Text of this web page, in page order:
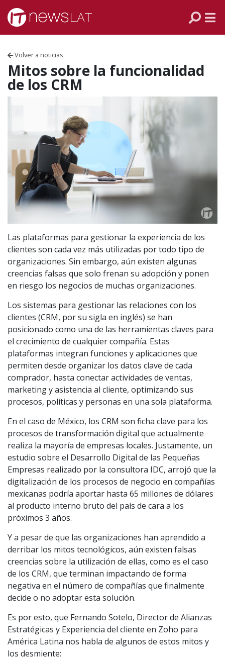
Skip to content
Volver a noticias
Mitos sobre la funcionalidad
de los CRM
Las plataformas para gestionar la experiencia de los
clientes son cada vez más utilizadas por todo tipo de
organizaciones. Sin embargo, aún existen algunas
creencias falsas que solo frenan su adopción y ponen
en riesgo los negocios de muchas organizaciones.
Los sistemas para gestionar las relaciones con los
clientes (CRM, por su sigla en inglés) se han
posicionado como una de las herramientas claves para
el crecimiento de cualquier compañía. Estas
plataformas integran funciones y aplicaciones que
permiten desde organizar los datos clave de cada
comprador, hasta conectar actividades de ventas,
marketing y asistencia al cliente, optimizando sus
procesos, políticas y personas en una sola plataforma.
En el caso de México, los CRM son ficha clave para los
procesos de transformación digital que actualmente
realiza la mayoría de empresas locales. Justamente, un
estudio sobre el Desarrollo Digital de las Pequeñas
Empresas realizado por la consultora IDC, arrojó que la
digitalización de los procesos de negocio en compañías
mexicanas podría aportar hasta 65 millones de dólares
al producto interno bruto del país de cara a los
próximos 3 años.
Y a pesar de que las organizaciones han aprendido a
derribar los mitos tecnológicos, aún existen falsas
creencias sobre la utilización de ellas, como es el caso
de los CRM, que terminan impactando de forma
negativa en el número de compañías que finalmente
decide o no adoptar esta solución.
Es por esto, que Fernando Sotelo, Director de Alianzas
Estratégicas y Experiencia del cliente en Zoho para
América Latina nos habla de algunos de estos mitos y
los desmiente:
VENEZUELA
ARGENTINA
MÉXICO